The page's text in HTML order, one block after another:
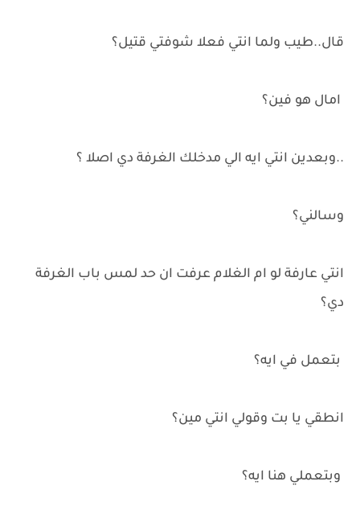
قال..طيب ولما انتي فعلا شوفتي قتيل؟
امال هو فين؟
..وبعدين انتي ايه الي مدخلك الغرفة دي اصلا ؟
وسالني؟
انتي عارفة لو ام الغلام عرفت ان حد لمس باب الغرفة
دي؟
بتعمل في ايه؟
انطقي يا بت وقولي انتي مين؟
وبتعملي هنا ايه؟